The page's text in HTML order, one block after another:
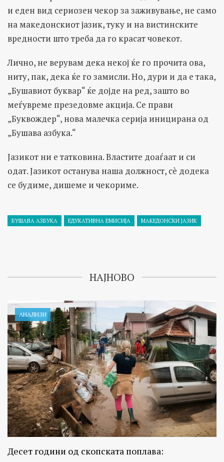
и еден вид сериозен чекор за заживување, не само
на македонскиот јазик, туку и на вистинските
вредности што треба да го красат човекот.
Лично, не верувам дека некој ќе го прочита ова,
ниту, пак, дека ќе го замисли. Но, дури и да е така,
„Бушавиот буквар“ ќе дојде на ред, зашто во
меѓувреме презедовме акција. Се прави
„Буквождер“, нова малечка серија иницирана од
„Бушава азбука.“
Јазикот ни е татковина. Властите доаѓаат и си
одат. Јазикот останува наша должност, сè додека
се будиме, дишеме и чекориме.
БУШАВА АЗБУКА ЕДУКАТИВНА ЕМИСИЈА МАКЕДОНСКИ ЈАЗИК
НАЈНОВО
АНАЛИЗИ
Десет години од скопската поплава: